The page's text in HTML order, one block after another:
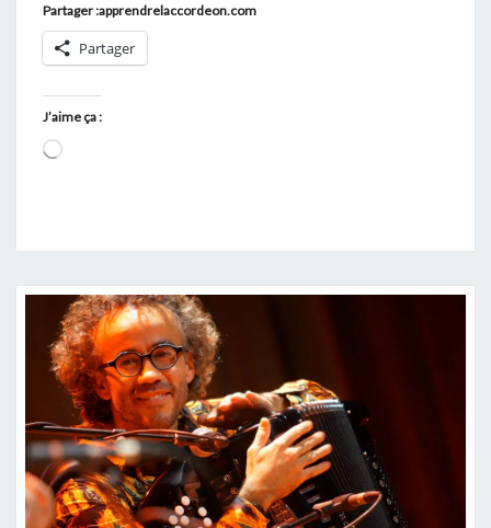
Partager :apprendrelaccordeon.com
Partager
J’aime ça :
Chargement…